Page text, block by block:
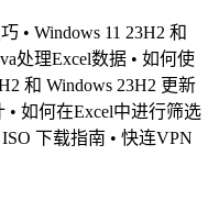
• Windows 11 23H2 和
处理Excel数据 • 如何使
和 Windows 23H2 更新
• 如何在Excel中进行筛选
下载指南 • 快连VPN